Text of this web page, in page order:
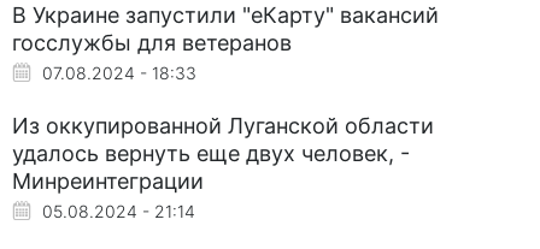
В Украине запустили "еКарту" вакансий
госслужбы для ветеранов
07.08.2024 - 18:33
Из оккупированной Луганской области
удалось вернуть еще двух человек, -
Минреинтеграции
05.08.2024 - 21:14